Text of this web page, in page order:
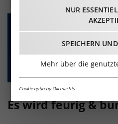
Es wird feurig &
NUR
SPEICHERN UND
Mehr über die
Cookie optin by Olli machts